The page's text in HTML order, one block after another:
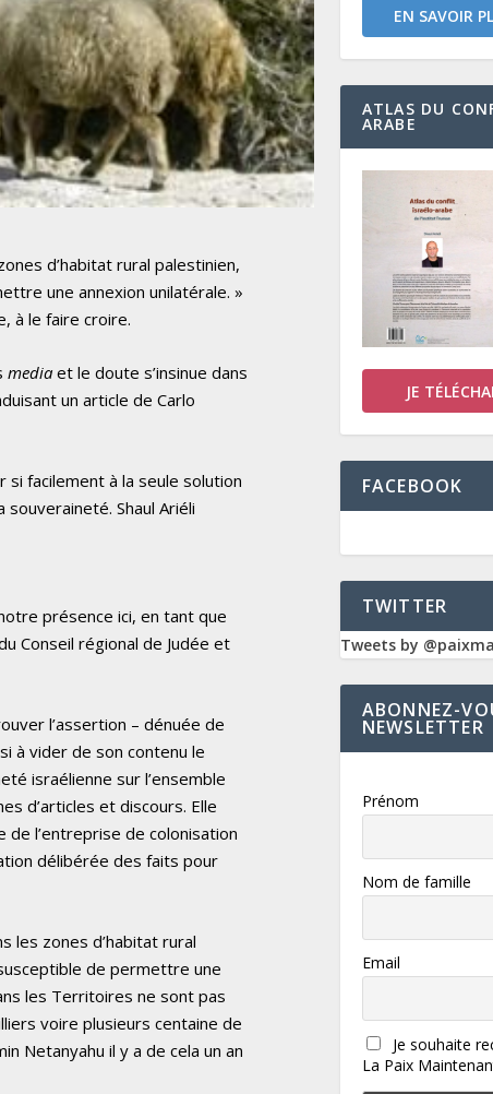
d’habitat rural palestinien,
une annexion unilatérale. »
à le faire croire.
media et le doute s’insinue dans
un article de Carlo
facilement à la seule solution
Shaul Ariéli
présence ici, en tant que
Conseil régional de Judée et
l’assertion – dénuée de
à vider de son contenu le
israélienne sur l’ensemble
d’articles et discours. Elle
de l’entreprise de colonisation
délibérée des faits pour
les zones d’habitat rural
de permettre une
les Territoires ne sont pas
voire plusieurs centaine de
Netanyahu il y a de cela un an
EN SAVOIR
ATLAS DU
ARABE
JE
FACEBOOK
TWITTER
Tweets by
ABONNEZ-
NEWSLETTER
Prénom
Nom de famille
Email
Je souhaite
La Paix